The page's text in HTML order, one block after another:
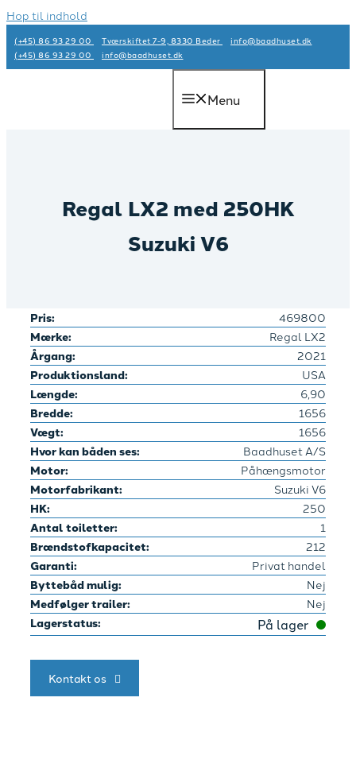
Hop til indhold
(+45) 86 93 29 00 Tværskiftet 7-9, 8330 Beder
info@baadhuset.dk​
(+45) 86 93 29 00
info@baadhuset.dk​
Menu
Regal LX2 med 250HK
Suzuki V6
Pris: 469800
Mærke: Regal LX2
Årgang: 2021
Produktionsland: USA
Længde: 6,90
Bredde: 1656
Vægt: 1656
Hvor kan båden ses: Baadhuset A/S
Motor: Påhængsmotor
Motorfabrikant: Suzuki V6
HK: 250
Antal toiletter: 1
Brændstofkapacitet: 212
Garanti: Privat handel
Byttebåd mulig: Nej
Medfølger trailer: Nej
Lagerstatus: På lager
Kontakt os